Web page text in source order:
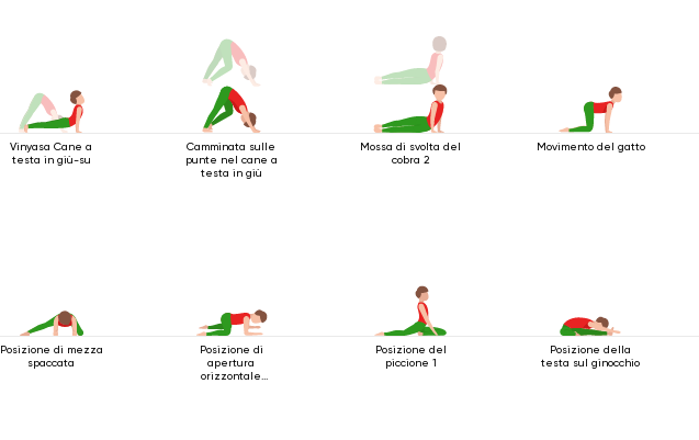
Vinyasa Cane a
testa in giù-su
Camminata sulle
punte nel cane a
testa in giù
Mossa di svolta del
cobra 2
Movimento del gatto
Posizione di mezza
spaccata
Posizione di
apertura
orizzontale
Posizione del
piccione 1
Posizione della
testa sul ginocchio